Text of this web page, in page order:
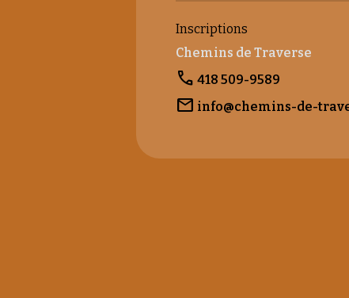
Inscriptions
Chemins de Traverse
phone 418 509-9589
mail info@chemins-de-